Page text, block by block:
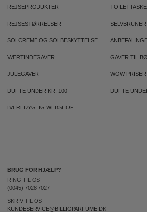
REJSEPRODUKTER
REJSESTØRRELSER
SOLCREME OG SOLBESKYTTELSE
VÆRTINDEGAVER GAVER TIL
JULEGAVER WOW PRISER
DUFTE UNDER KR. 100 DUFTE
BÆREDYGTIG WEBSHOP
BRUG FOR HJÆLP?
RING TIL OS
(0045) 7028 7027
SKRIV TIL OS
KUNDESERVICE@BILLIGPARFUME.DK